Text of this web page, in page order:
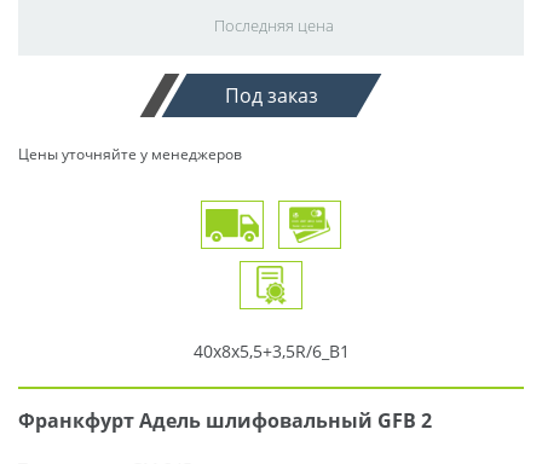
Последняя цена
Под заказ
Цены уточняйте у менеджеров
40x8x5,5+3,5R/6_В1
Франкфурт Адель шлифовальный GFB 2